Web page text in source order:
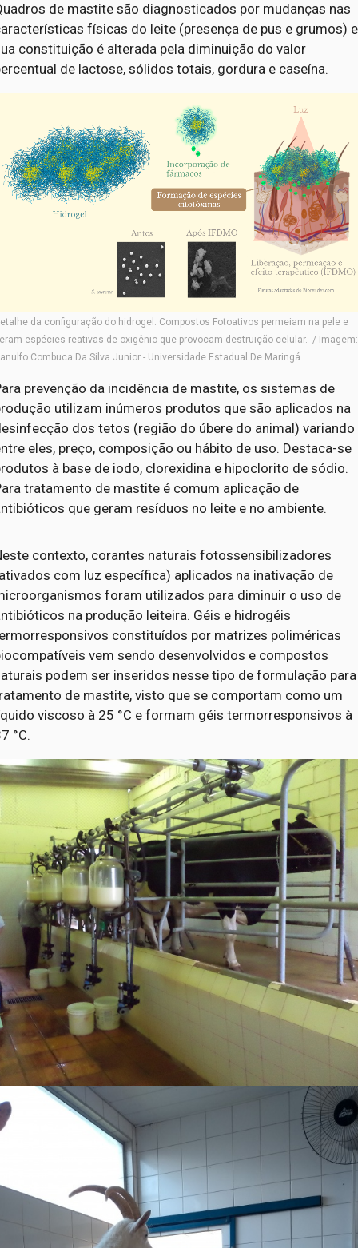
de mastite são diagnosticados por mudanças nas
físicas do leite (presença de pus e grumos) e
constituição é alterada pela diminuição do valor
de lactose, sólidos totais, gordura e caseína.
da configuração do hidrogel. Compostos Fotoativos permeiam na pele e
espécies reativas de oxigênio que provocam destruição celular. / Imagem:
Combuca Da Silva Junior - Universidade Estadual De Maringá
prevenção da incidência de mastite, os sistemas de
utilizam inúmeros produtos que são aplicados na
dos tetos (região do úbere do animal) variando
eles, preço, composição ou hábito de uso. Destaca-se
à base de iodo, clorexidina e hipoclorito de sódio.
tratamento de mastite é comum aplicação de
que geram resíduos no leite e no ambiente.
contexto, corantes naturais fotossensibilizadores
com luz específica) aplicados na inativação de
foram utilizados para diminuir o uso de
na produção leiteira. Géis e hidrogéis
constituídos por matrizes poliméricas
vem sendo desenvolvidos e compostos
podem ser inseridos nesse tipo de formulação para
de mastite, visto que se comportam como um
viscoso à 25 °C e formam géis termorresponsivos à
°C.